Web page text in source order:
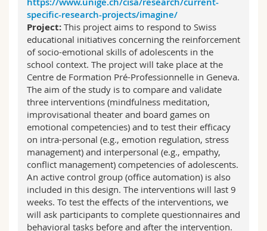
specific-research-projects/imagine/
Project: This project aims to respond to Swiss
educational initiatives concerning the reinforcement
of socio-emotional skills of adolescents in the
school context. The project will take place at the
Centre de Formation Pré-Professionnelle in Geneva.
The aim of the study is to compare and validate
three interventions (mindfulness meditation,
improvisational theater and board games on
emotional competencies) and to test their efficacy
on intra-personal (e.g., emotion regulation, stress
management) and interpersonal (e.g., empathy,
conflict management) competencies of adolescents.
An active control group (office automation) is also
included in this design. The interventions will last 9
weeks. To test the effects of the interventions, we
will ask participants to complete questionnaires and
behavioral tasks before and after the intervention.